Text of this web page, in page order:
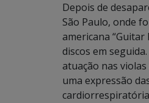
Depois de
São Paulo, onde
americana
discos em
atuação nas violas
uma expressão